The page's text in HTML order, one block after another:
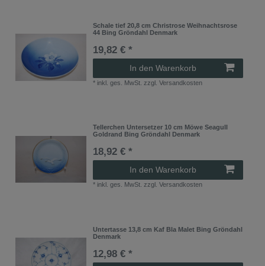
Schale tief 20,8 cm Christrose Weihnachtsrose
44 Bing Gröndahl Denmark
19,82 € *
In den Warenkorb
* inkl. ges. MwSt. zzgl.Versandkosten
Tellerchen Untersetzer 10 cm Möwe Seagull
Goldrand Bing Gröndahl Denmark
18,92 € *
In den Warenkorb
* inkl. ges. MwSt. zzgl.Versandkosten
Untertasse 13,8 cm Kaf Bla Malet Bing Gröndahl
Denmark
12,98 € *